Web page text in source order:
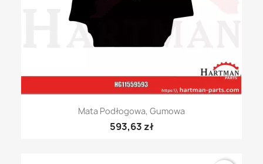
Mata Podłogowa, Gumowa
593,63 zł